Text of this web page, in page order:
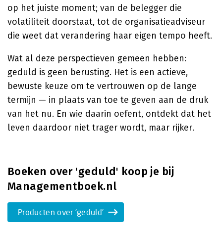
op het juiste moment; van de belegger die
volatiliteit doorstaat, tot de organisatieadviseur
die weet dat verandering haar eigen tempo heeft.
Wat al deze perspectieven gemeen hebben:
geduld is geen berusting. Het is een actieve,
bewuste keuze om te vertrouwen op de lange
termijn — in plaats van toe te geven aan de druk
van het nu. En wie daarin oefent, ontdekt dat het
leven daardoor niet trager wordt, maar rijker.
Boeken over 'geduld' koop je bij
Managementboek.nl
Producten over 'geduld'